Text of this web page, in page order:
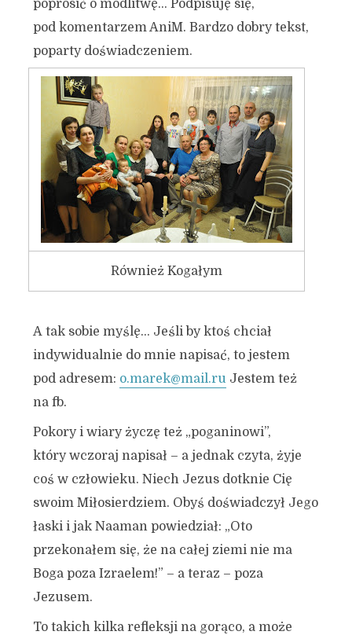
poprosić o modlitwę… Podpisuję się,
pod komentarzem AniM. Bardzo dobry tekst,
poparty doświadczeniem.
Również Kogałym
A tak sobie myślę… Jeśli by ktoś chciał
indywidualnie do mnie napisać, to jestem
pod adresem: o.marek@mail.ruJestem też
na fb.
Pokory i wiary życzę też „poganinowi”,
który wczoraj napisał – a jednak czyta, żyje
coś w człowieku. Niech Jezus dotknie Cię
swoim Miłosierdziem. Obyś doświadczył Jego
łaski i jak Naaman powiedział: „Oto
przekonałem się, że na całej ziemi nie ma
Boga poza Izraelem!” – a teraz – poza
Jezusem.
To takich kilka refleksji na gorąco, a może